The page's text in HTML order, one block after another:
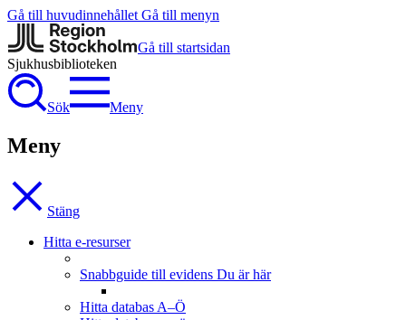
Gå till huvudinnehållet Gå till menyn
Gå till startsidan
Sjukhus­biblioteken
Sök Meny
Meny
Stäng
Hitta e-resurser
Snabbguide till evidens Du är här
Hitta databas A–Ö